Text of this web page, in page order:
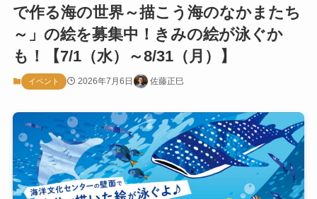
で作る海の世界～描こう海のなかまたち
～」の絵を募集中！きみの絵が泳ぐか
も！【7/1（水）～8/31（月）】
イベント 2026年7月6日 佐藤正巳